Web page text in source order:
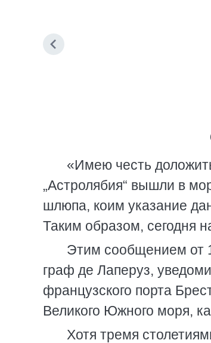
«Имею честь
„Астролябия“ вышли в
шлюпа, коим указание
Таким образом, сегодня
Этим сообщением от
граф де Лаперуз,
французского порта
Великого Южного моря,
Хотя тремя